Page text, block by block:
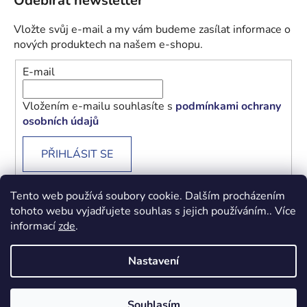
Tento web používá soubory cookie. Dalším procházením
tohoto webu vyjadřujete souhlas s jejich používáním.. Více
informacízde.
Nastavení
Vložte svůj e-mail a my vám budeme zasílat informace o
nových produktech na našem e-shopu.
E-mail
Vložením e-mailu souhlasíte s podmínkami ochrany
osobních údajů
PŘIHLÁSIT SE
Obchodní podmínky Podmínky ochrany osobních údajů
Vytvořil Shoptet